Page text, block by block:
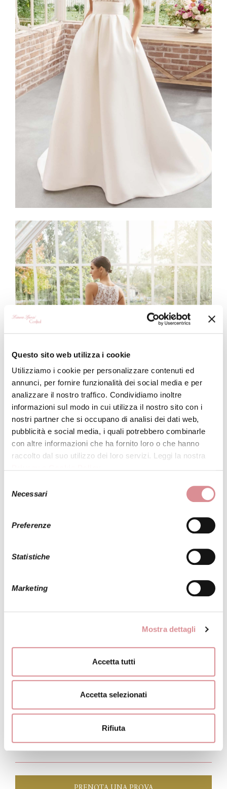
Questo sito web utilizza i cookie
Utilizziamo i cookie per personalizzare contenuti ed
annunci, per fornire funzionalità dei social media e per
analizzare il nostro traffico. Condividiamo inoltre
informazioni sul modo in cui utilizza il nostro sito con i
nostri partner che si occupano di analisi dei dati web,
pubblicità e social media, i quali potrebbero combinarle
con altre informazioni che ha fornito loro o che hanno
raccolto dal suo utilizzo dei loro servizi. Leggi la nostra
delNecessari
Preferenze
Statistiche
Marketing
Mostra dettagli
Accetta tutti
Accetta selezionati
Rifiuta
AMANDA
Uno splendido abito da sposa elegante e raffinato. La
abbina alla perfezione al corpetto ricamato in pizzo e
fiori in 3d. I profili sono tutti rifiniti con un delicato ricamo